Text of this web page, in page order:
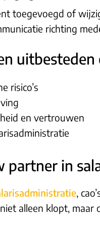
toegevoegd of
richting
risico’s
en vertrouwen
partner in
,
alleen klopt,